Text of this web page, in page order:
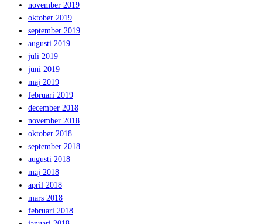
november 2019
oktober 2019
september 2019
augusti 2019
juli 2019
juni 2019
maj 2019
februari 2019
december 2018
november 2018
oktober 2018
september 2018
augusti 2018
maj 2018
april 2018
mars 2018
februari 2018